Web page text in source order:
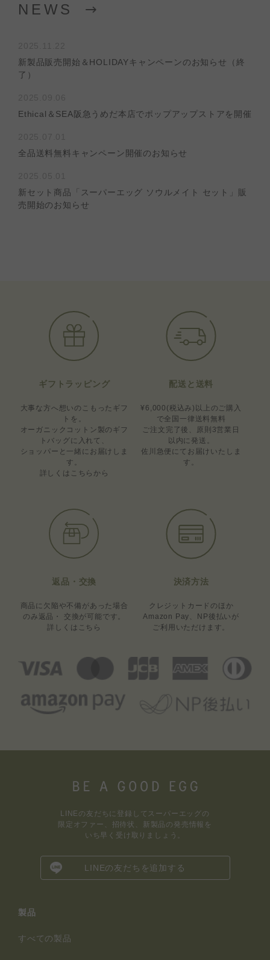
NEWS
新製品販売開始＆HOLIDAYキャンペーンのお知らせ（終
了）
Ethical＆SEA阪急うめだ本店でポップアップストアを開催
全品送料無料キャンペーン​開催のお知らせ
新セット商品「スーパーエッグ ソウルメイト セット」販
売開始のお知らせ
ギフトラッピング
大事な方へ想いのこもったギフ
トを。
オーガニックコットン製のギフ
トバッグに入れて、
ショッパーと一緒にお届けしま
す。
詳しくはこちらから
配送と送料
¥6,000(税込み)以上のご購入
で全国一律送料無料
ご注文完了後、原則3営業日
以内に発送。
佐川急便にてお届けいたしま
す。
返品・交換
商品に欠陥や不備があった場合
のみ 返品・ 交換が可能です。
詳しくはこちら
決済方法
クレジットカードのほか
Amazon Pay、 NP後払いが
ご利用いただけます。
LINEの友だちに登録してスーパーエッグの
限定オファー、招待状、新製品の発売情報を
いち早く受け取りましょう。
LINEの友だちを追加する
製品
すべての製品